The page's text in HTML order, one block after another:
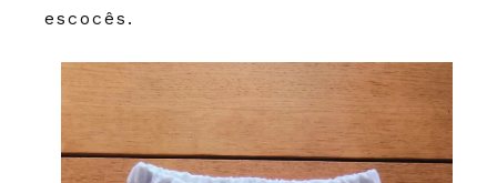
escocês.